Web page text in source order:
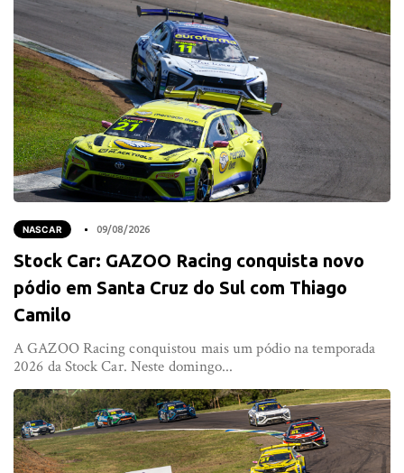
NASCAR 09/08/2026
Stock Car: GAZOO Racing conquista novo
pódio em Santa Cruz do Sul com Thiago
Camilo
A GAZOO Racing conquistou mais um pódio na temporada
2026 da Stock Car. Neste domingo...